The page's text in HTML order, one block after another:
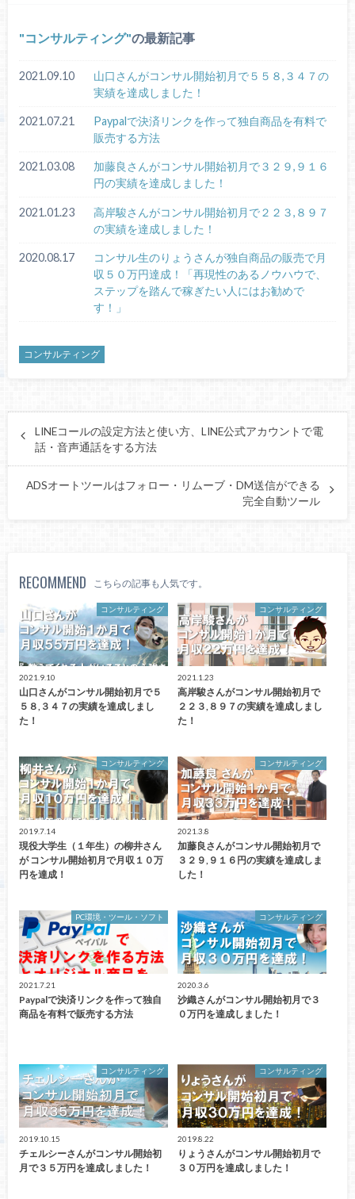
コンサルティング の最新記事
2021.09.10
山口さんがコンサル開始初月で５５８,３４７の
実績を達成しました！
2021.07.21
Paypalで決済リンクを作って独自商品を有料で
販売する方法
2021.03.08
加藤良さんがコンサル開始初月で３２９,９１６
円の実績を達成しました！
2021.01.23
高岸駿さんがコンサル開始初月で２２３,８９７
の実績を達成しました！
2020.08.17
コンサル生のりょうさんが独自商品の販売で月
収５０万円達成！「再現性のあるノウハウで、
ステップを踏んで稼ぎたい人にはお勧めで
す！」
コンサルティング
LINEコールの設定方法と使い方、LINE公式アカウントで電
話・音声通話をする方法
ADSオートツールはフォロー・リムーブ・DM送信ができる
完全自動ツール
RECOMMEND こちらの記事も人気です。
コンサルティング
2021.9.10
山口さんがコンサル開始初月で５
５８,３４７の実績を達成しまし
た！
コンサルティング
2021.1.23
高岸駿さんがコンサル開始初月で
２２３,８９７の実績を達成しまし
た！
コンサルティング
2019.7.14
現役大学生（１年生）の柳井さん
が コンサル開始初月で月収１０万
円を達成！
コンサルティング
2021.3.8
加藤良さんがコンサル開始初月で
３２９,９１６円の実績を達成しま
した！
PC環境・ツール・ソフト
2021.7.21
Paypalで決済リンクを作って独自
商品を有料で販売する方法
コンサルティング
2020.3.6
沙織さんがコンサル開始初月で３
０万円を達成しました！
コンサルティング
2019.10.15
チェルシーさんがコンサル開始初
月で３５万円を達成しました！
コンサルティング
2019.8.22
りょうさんがコンサル開始初月で
３０万円を達成しました！